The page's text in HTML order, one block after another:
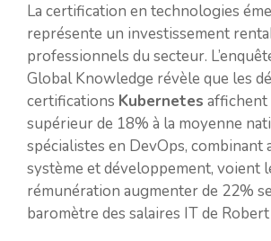
La certification en technologies
représente un investissement
professionnels du secteur.
Global Knowledge révèle que les
certifications Kubernetes affichent
supérieur de 18% à la moyenne
spécialistes en DevOps, combinant
système et développement, voient
rémunération augmenter de 22%
baromètre des salaires IT de